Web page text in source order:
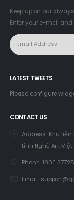
Keep up on our
Enter your e-mail and
LATEST TWEETS
Please configure
CONTACT US
Address: Khu liền
tỉnh Nghệ An,
Phone: 1900
Email: